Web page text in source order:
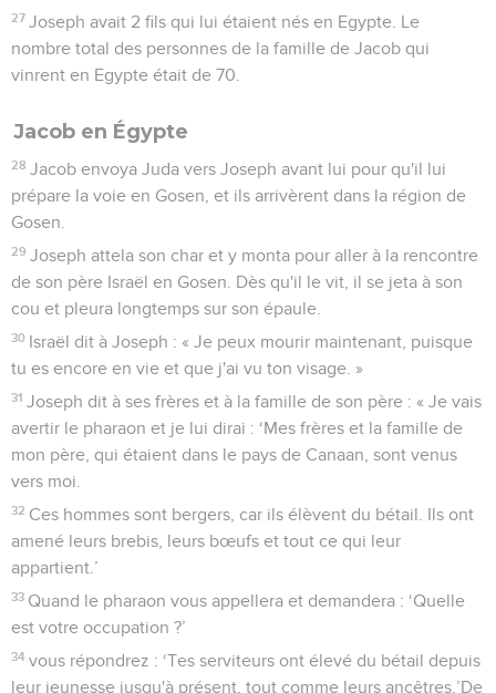
27 Joseph avait 2 fils qui lui étaient nés en Egypte. Le
nombre total des personnes de la famille de Jacob qui
vinrent en Egypte était de 70.
Jacob en Égypte
28 Jacob envoya Juda vers Joseph avant lui pour qu'il lui
prépare la voie en Gosen, et ils arrivèrent dans la région de
Gosen.
29 Joseph attela son char et y monta pour aller à la rencontre
de son père Israël en Gosen. Dès qu'il le vit, il se jeta à son
cou et pleura longtemps sur son épaule.
30 Israël dit à Joseph : « Je peux mourir maintenant, puisque
tu es encore en vie et que j'ai vu ton visage. »
31 Joseph dit à ses frères et à la famille de son père : « Je vais
avertir le pharaon et je lui dirai : ‘Mes frères et la famille de
mon père, qui étaient dans le pays de Canaan, sont venus
vers moi.
32 Ces hommes sont bergers, car ils élèvent du bétail. Ils ont
amené leurs brebis, leurs bœufs et tout ce qui leur
appartient.’
33 Quand le pharaon vous appellera et demandera : ‘Quelle
est votre occupation ?’
34 vous répondrez : ‘Tes serviteurs ont élevé du bétail depuis
leur jeunesse jusqu'à présent, tout comme leurs ancêtres.’De